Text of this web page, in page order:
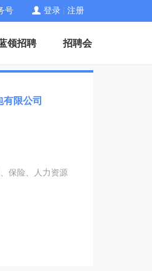
号 登录 注册
领招聘 招聘会
限公司
保险、人力资源